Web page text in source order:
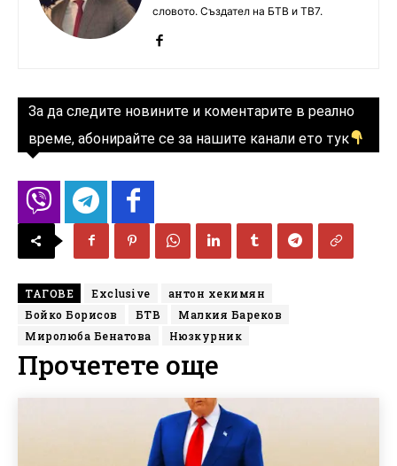
словото. Създател на БТВ и ТВ7.
За да следите новините и коментарите в реално
време, абонирайте се за нашите канали ето тук
ТАГОВЕ Exclusive
антон хекимян
Бойко Борисов
БТВ
Малкия Бареков
Миролюба Бенатова
Нюзкурник
Прочетете още